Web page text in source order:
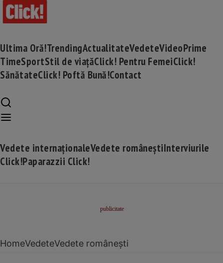
Ultima Oră!TrendingActualitateVedeteVideoPrime
TimeSportStil de viațăClick! Pentru FemeiClick!
SănătateClick! Poftă Bună!Contact
Vedete internaționaleVedete româneștiInterviurile
Click!Paparazzii Click!
HomeVedeteVedete românești